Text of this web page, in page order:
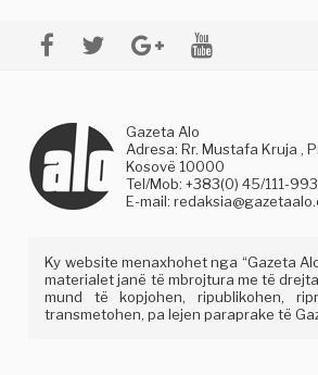
Gazeta Alo
Adresa: Rr. Mustafa Kruja ,
Kosovë 10000
Tel/Mob: +383(0) 45/111-993
E-mail:
Ky website menaxhohet nga “Gazeta
materialet janë të mbrojtura me të
mund të kopjohen, ripublikohen,
transmetohen, pa lejen paraprake të